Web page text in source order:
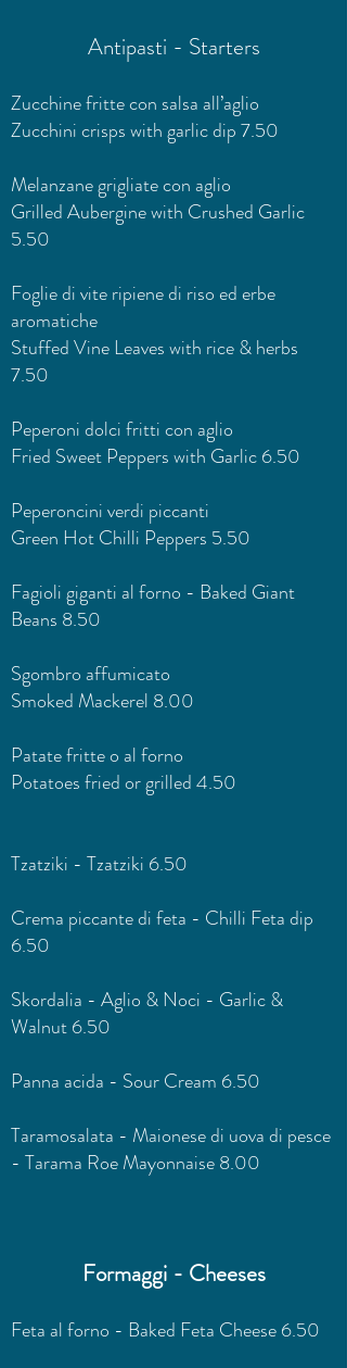
Antipasti - Starters
Zucchine fritte con salsa all’aglio
Zucchini crisps with garlic dip 7.50
Melanzane grigliate con aglio
Grilled Aubergine with Crushed Garlic
5.50
Foglie di vite ripiene di riso ed erbe
aromatiche
Stuffed Vine Leaves with rice & herbs
7.50
Peperoni dolci fritti con aglio
Fried Sweet Peppers with Garlic 6.50
Peperoncini verdi piccanti
Green Hot Chilli Peppers 5.50
Fagioli giganti al forno - Baked Giant
Beans 8.50
Sgombro affumicato
Smoked Mackerel 8.00
Patate fritte o al forno
Potatoes fried or grilled 4.50
Tzatziki - Tzatziki 6.50
Crema piccante di feta - Chilli Feta dip
6.50
Skordalia - Aglio & Noci - Garlic &
Walnut 6.50
Panna acida - Sour Cream 6.50
Taramosalata - Maionese di uova di pesce
- Tarama Roe Mayonnaise 8.00
Formaggi - Cheeses
Feta al forno - Baked Feta Cheese 6.50